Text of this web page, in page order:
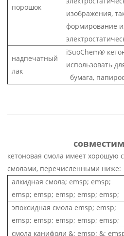
порошок
изображения,
формирование
надпечатный
лак
iSuoChem®
использовать
бумага,
кетоновая смола имеет хорошую
смолами, перечисленными ниже:
алкидная смола; emsp; emsp;
emsp; emsp; emsp; emsp; emsp;
эпоксидная смола emsp; emsp;
emsp; emsp; emsp; emsp; emsp;
смола канифоли &; emsp; &;